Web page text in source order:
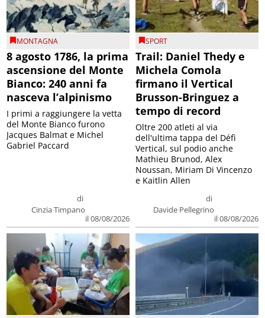
MONTAGNA
8 agosto 1786, la prima
ascensione del Monte
Bianco: 240 anni fa
nasceva l’alpinismo
di
Cinzia Timpano
il 08/08/2026
I primi a raggiungere la vetta
del Monte Bianco furono
Jacques Balmat e Michel
Gabriel Paccard
SPORT
Trail: Daniel Thedy e
Michela Comola
firmano il Vertical
Brusson-Bringuez a
tempo di record
di
Davide Pellegrino
il 08/08/2026
Oltre 200 atleti al via
dell'ultima tappa del Défì
Vertical, sul podio anche
Mathieu Brunod, Alex
Noussan, Miriam Di Vincenzo
e Kaitlin Allen